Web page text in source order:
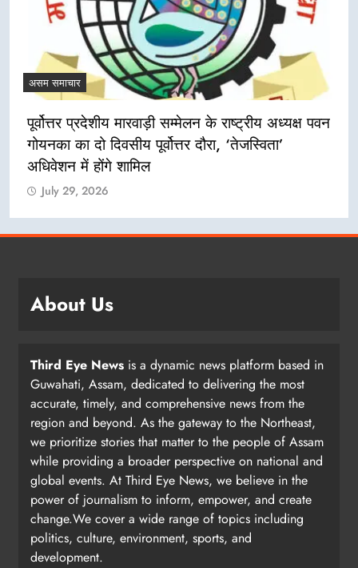
असम समाचार
पूर्वोत्तर प्रदेशीय मारवाड़ी सम्मेलन के राष्ट्रीय अध्यक्ष पवन
गोयनका का दो दिवसीय पूर्वोत्तर दौरा, ‘तेजस्विता’
अधिवेशन में होंगे शामिल
July 29, 2026
About Us
Third Eye News is a dynamic news platform based in
Guwahati, Assam, dedicated to delivering the most
accurate, timely, and comprehensive news from the
region and beyond. As the gateway to the Northeast,
we prioritize stories that matter to the people of Assam
while providing a broader perspective on national and
global events. At Third Eye News, we believe in the
power of journalism to inform, empower, and create
change.We cover a wide range of topics including
politics, culture, environment, sports, and
development.